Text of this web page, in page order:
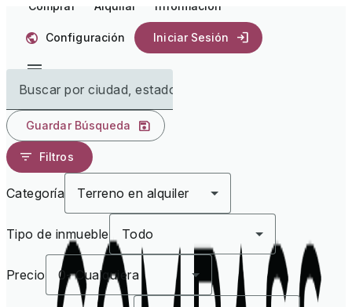
Comprar Alquilar Información
Configuración Iniciar Sesión
Buscar por ciudad, estado
Guardar Búsqueda
Filtros
Categoría Terreno en alquiler
Tipo de inmueble Todo
Precio 0 -Cualquiera